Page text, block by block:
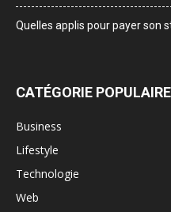
Quelles applis pour payer son
CATÉGORIE POPULAIRE
Business
Lifestyle
Technologie
Web